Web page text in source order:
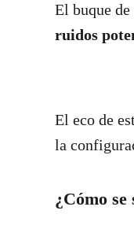
El buque
ruidos
El eco de
la
¿Cómo